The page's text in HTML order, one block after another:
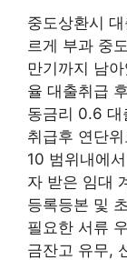
중도상환시
르게 부과 중
만기까지 남
율 대출취급
동금리 0.6 대
취급후 연단
10 범위내에
자 받은 임대
등록등본 및
필요한 서류
금잔고 유무,